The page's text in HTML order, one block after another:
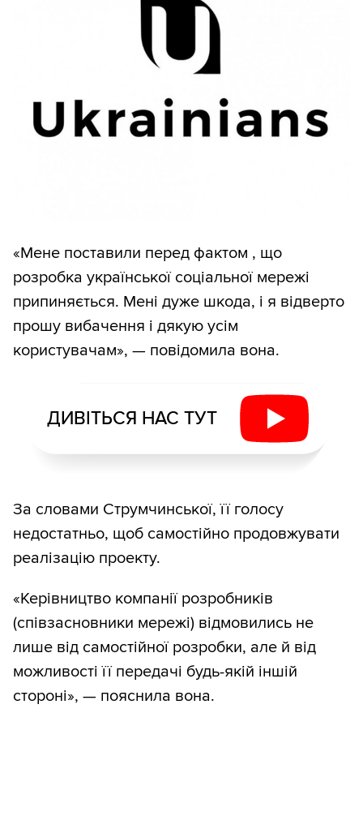
«Мене поставили перед фактом , що
розробка української соціальної мережі
припиняється. Мені дуже шкода, і я відверто
прошу вибачення і дякую усім
користувачам», — повідомила вона.
ДИВІТЬСЯ НАС ТУТ
За словами Струмчинської, її голосу
недостатньо, щоб самостійно продовжувати
реалізацію проекту.
«Керівництво компанії розробників
(співзасновники мережі) відмовились не
лише від самостійної розробки, але й від
можливості її передачі будь-якій іншій
стороні», — пояснила вона.